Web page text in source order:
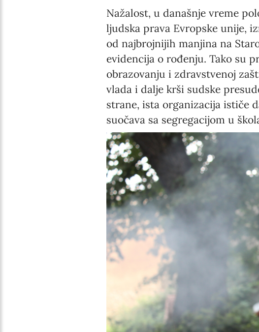
Nažalost, u današnje vreme
ljudska prava Evropske unije,
od najbrojnijih manjina na
evidencija o rođenju. Tako su
obrazovanju i zdravstvenoj
vlada i dalje krši sudske
strane, ista organizacija ističe
suočava sa segregacijom u First